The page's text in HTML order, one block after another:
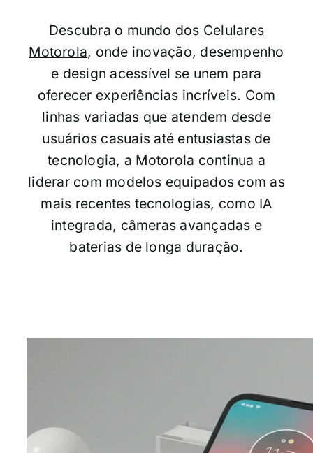
Descubra o mundo dos Celulares
Motorola, onde inovação, desempenho
e design acessível se unem para
oferecer experiências incríveis. Com
linhas variadas que atendem desde
usuários casuais até entusiastas de
tecnologia, a Motorola continua a
liderar com modelos equipados com as
mais recentes tecnologias, como IA
integrada, câmeras avançadas e
baterias de longa duração.